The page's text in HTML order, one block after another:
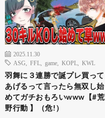
2025.11.30
ASG
FFL game KOPL KWL
羽舞に３連勝で誕プレ買って
あげるって言ったら無双し始
めてガチおもろいwww【#荒
野行動 】（危!）